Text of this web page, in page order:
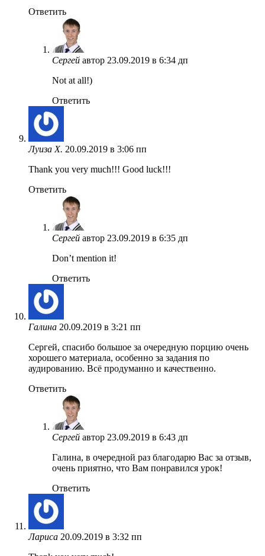
Ответить
Сергей автор 23.09.2019 в 6:34 дп
Not at all!)
Ответить
Луиза Х. 20.09.2019 в 3:06 пп
Thank you very much!!! Good luck!!!
Ответить
Сергей автор 23.09.2019 в 6:35 дп
Don’t mention it!
Ответить
Галина 20.09.2019 в 3:21 пп
Сергей, спасибо большое за очередную порцию очень
хорошего материала, особенно за задания по
аудированию. Всё продуманно и качественно.
Ответить
Сергей автор 23.09.2019 в 6:43 дп
Галина, в очередной раз благодарю Вас за отзыв,
очень приятно, что Вам понравился урок!
Ответить
Лариса 20.09.2019 в 3:32 пп